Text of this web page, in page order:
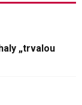
„trvalou